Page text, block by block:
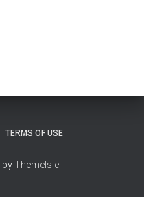
TERMS OF USE
byThemeIsle